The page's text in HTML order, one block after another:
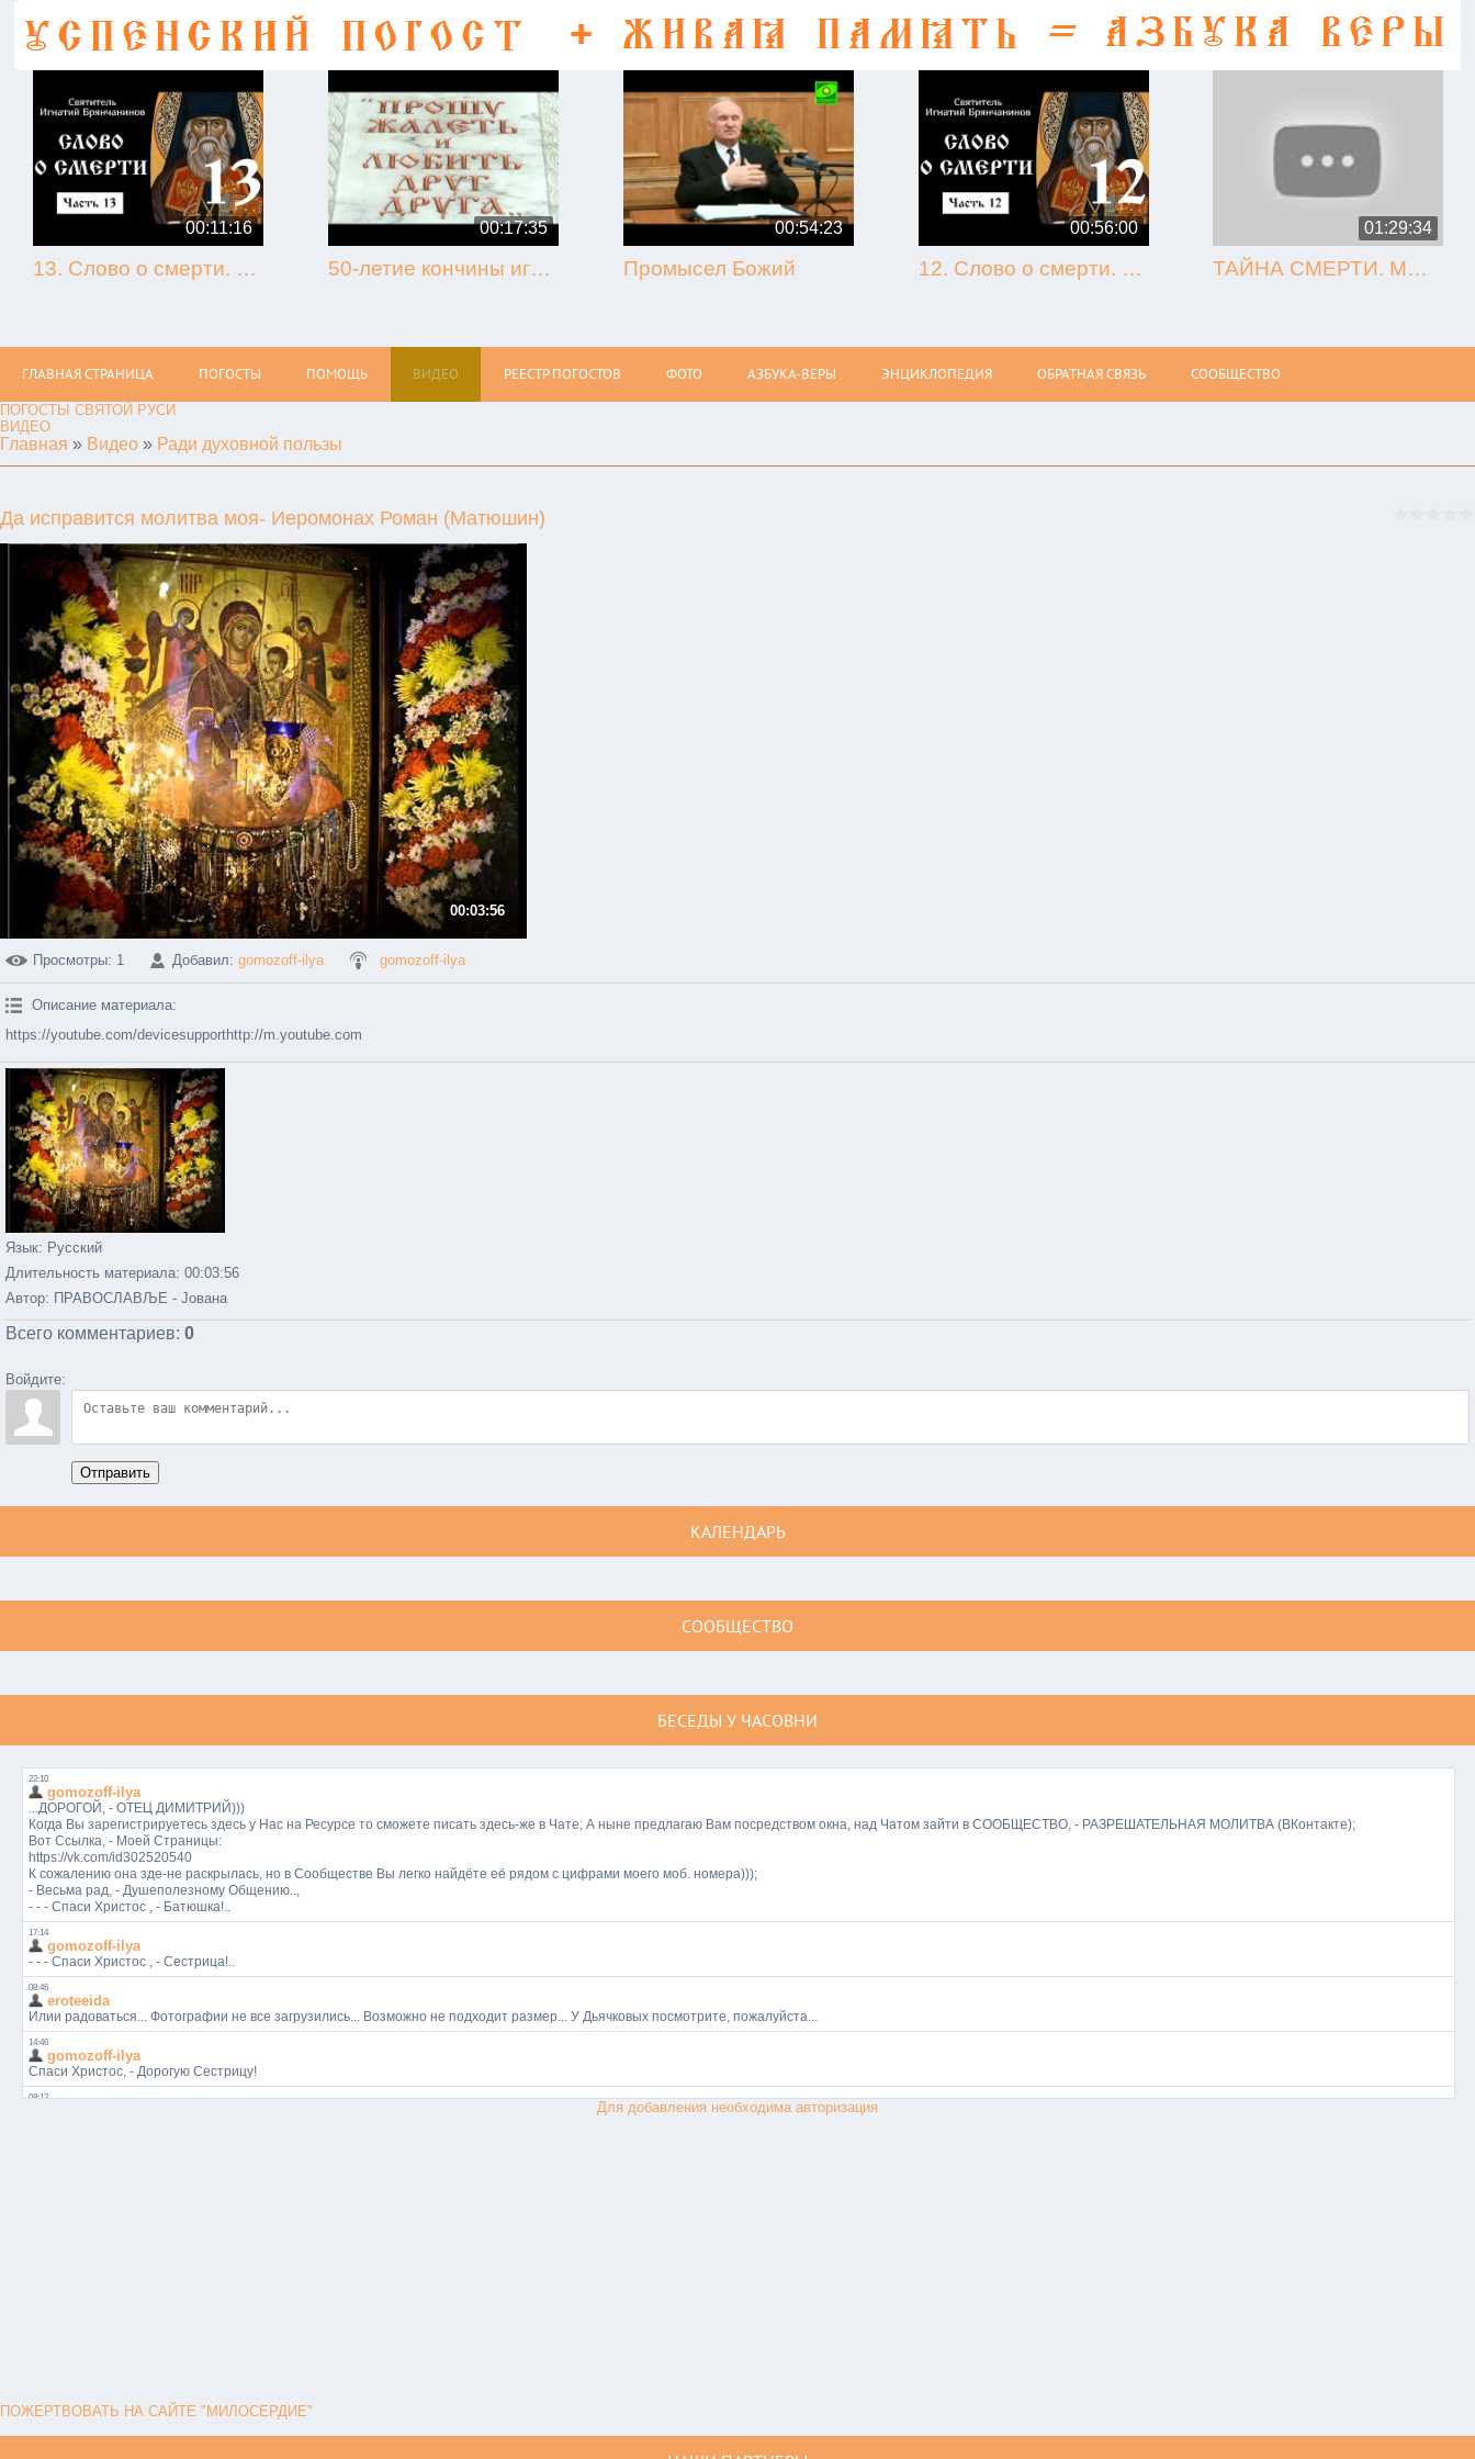
00:11:16
13. Слово о смерти. Игнатий Брянчанинов.
00:17:35
50-летие кончины игумена Никона (Воробьёва) (г. Гагарин, 2013.09.07)
00:54:23
Промысел Божий
00:56:00
12. Слово о смерти. Игнатий Брянчанинов.
01:29:34
ТАЙНА СМЕРТИ. МЫТАРСТВА. ВОСКРЕСЕНИЕ (Олег Стеняев)
ГЛАВНАЯ СТРАНИЦА ПОГОСТЫ ПОМОЩЬ ВИДЕО РЕЕСТР ПОГОСТОВ ФОТО АЗБУКА-ВЕРЫ ЭНЦИКЛОПЕДИЯ ОБРАТНАЯ СВЯЗЬ СООБЩЕСТВО
ПОГОСТЫ СВЯТОЙ РУСИ
ВИДЕО
Главная » Видео » Ради духовной пользы
Да исправится молитва моя- Иеромонах Роман (Матюшин)
00:03:56
Просмотры: 1 Добавил: gomozoff-ilya gomozoff-ilya
Описание материала:
https://youtube.com/devicesupporthttp://m.youtube.com
Язык: Русский
Длительность материала: 00:03:56
Автор: ПРАВОСЛАВЉЕ - Јована
Всего комментариев: 0
Войдите:
Отправить
КАЛЕНДАРЬ
СООБЩЕСТВО
БЕСЕДЫ У ЧАСОВНИ
Для добавления необходима авторизация
ПОЖЕРТВОВАТЬ НА САЙТЕ "МИЛОСЕРДИЕ"